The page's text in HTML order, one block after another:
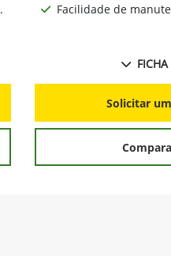
Tecnológico e
Facilidade de
Solicitar